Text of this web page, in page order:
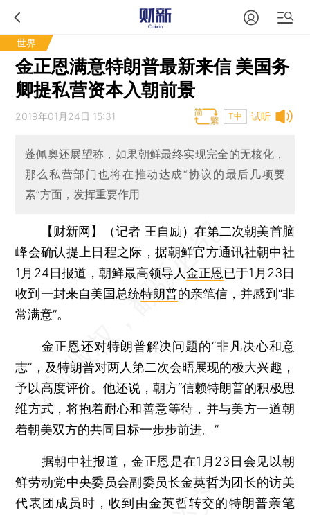
世界
金正恩满意特朗普最新来信 美国务
卿提私营资本入朝前景
试听
2019年01月24日 15:31 T中
蓬佩奥还展望称，如果朝鲜最终实现完全的无核化，
那么私营部门也将在推动达成“协议的最后几项要
素”方面，发挥重要作用
【财新网】（记者 王自励） 在第二次朝美首脑
峰会确认提上日程之际，据朝鲜官方通讯社朝中社
1月24日报道，朝鲜最高领导人金正恩已于1月23日
收到一封来自美国总统特朗普的亲笔信，并感到“非
常满意”。
金正恩还对特朗普解决问题的“非凡决心和意
志”，及特朗普对两人第二次会晤展现的极大兴趣，
予以高度评价。他还说，朝方“信赖特朗普的积极思
维方式，将抱着耐心和善意等待，并与美方一道朝
着朝美双方的共同目标一步步前进。”
据朝中社报道，金正恩是在1月23日会见以朝
鲜劳动党中央委员会副委员长金英哲为团长的访美
代表团成员时，收到由金英哲转交的特朗普亲笔